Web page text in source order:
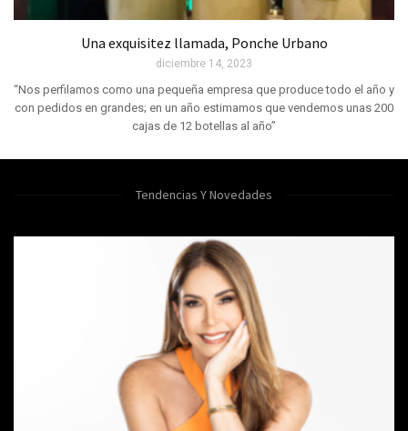
Una exquisitez llamada, Ponche Urbano
diciembre 14, 2023
“Nos perfilamos como una pequeña empresa que produce todo el año y
con pedidos en grandes; en un año estimamos que vendemos unas 200
cajas de 12 botellas al año”
Tendencias Y Novedades